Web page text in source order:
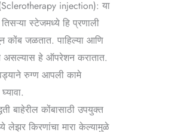
injection): या
स्टेजमध्ये हि प्रणाली
कोंब जळतात. पाहिल्या आणि
असल्यास हे ऑपरेशन करातात.
रुग्ण आपली कामे
बाहेरील कोंबासाठी उपयुक्त
लेझर किरणांचा मारा केल्यामुळे